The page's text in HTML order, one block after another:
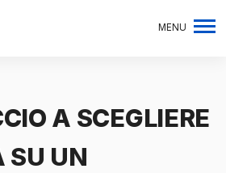
MENU
A SCEGLIERE
SU UN